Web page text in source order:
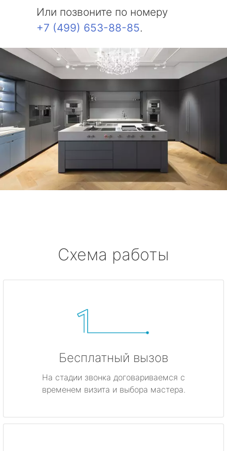
Или позвоните по номеру
+7 (499) 653-88-85.
Схема работы
Бесплатный вызов
На стадии звонка договариваемся с
временем визита и выбора мастера.